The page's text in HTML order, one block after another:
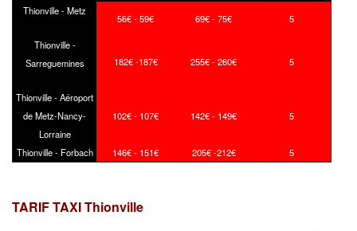
Thionville - Metz
56€ - 59€ 69€ - 75€ 5
Thionville -
Sarreguemines
182€ -187€ 255€ - 260€ 5
Thionville - Aéroport
de Metz-Nancy-
Lorraine
102€ - 107€ 142€ - 149€ 5
Thionville - Forbach 146€ - 151€ 205€ -212€ 5
TARIF TAXI Thionville